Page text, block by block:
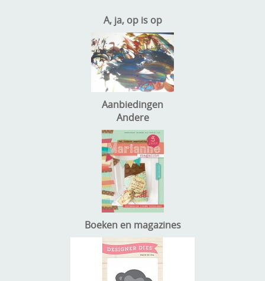
A, ja, op is op
Aanbiedingen
Andere
Boeken en magazines